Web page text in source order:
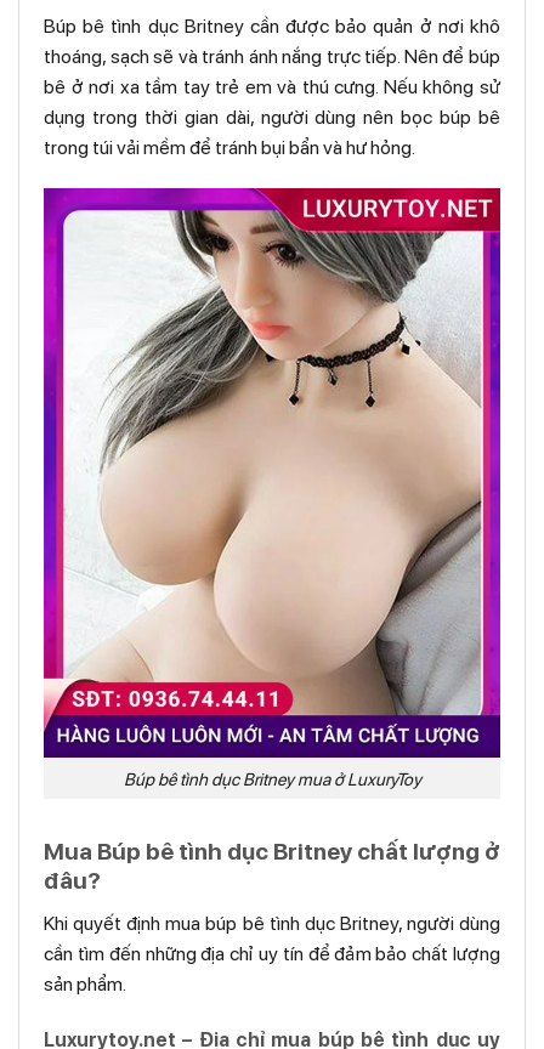
Búp bê tình dục Britney cần được bảo quản ở nơi khô
thoáng, sạch sẽ và tránh ánh nắng trực tiếp. Nên để búp
bê ở nơi xa tầm tay trẻ em và thú cưng. Nếu không sử
dụng trong thời gian dài, người dùng nên bọc búp bê
trong túi vải mềm để tránh bụi bẩn và hư hỏng.
Búp bê tình dục Britney mua ở LuxuryToy
Mua Búp bê tình dục Britney chất lượng ở
đâu?
Khi quyết định mua búp bê tình dục Britney, người dùng
cần tìm đến những địa chỉ uy tín để đảm bảo chất lượng
sản phẩm.
Luxurytoy.net – Địa chỉ mua búp bê tình dục uy